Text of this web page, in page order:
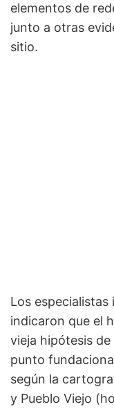
elementos de
junto a otras
sitio.
Los
indicaron que el
vieja hipótesis
punto
según la
y Pueblo Viejo